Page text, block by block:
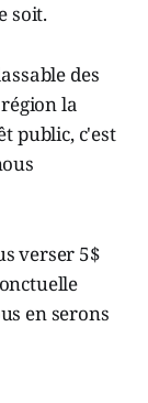
soit.
des
la
public, c'est
verser 5$
en serons